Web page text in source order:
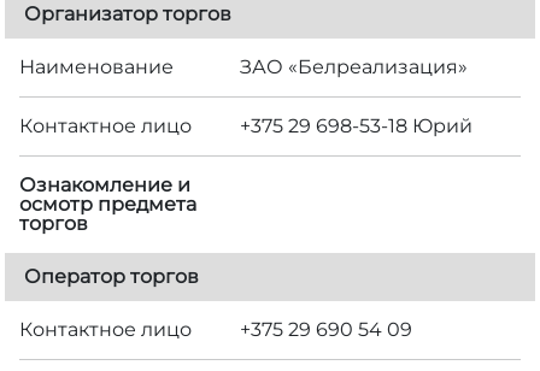
Организатор торгов
Наименование ЗАО «Белреализация»
Контактное лицо +375 29 698-53-18 Юрий
Ознакомление и
осмотр предмета
торгов
Оператор торгов
Контактное лицо +375 29 690 54 09